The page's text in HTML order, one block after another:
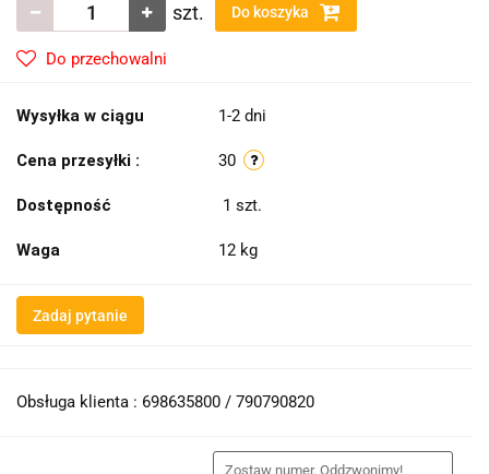
szt. Do koszyka
Do przechowalni
Wysyłka w ciągu 1-2 dni
Cena przesyłki : 30
Dostępność 1 szt.
Waga 12 kg
Zadaj pytanie
Obsługa klienta : 698635800 / 790790820